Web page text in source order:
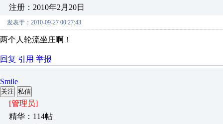
注册：2010年2月20日
发表于：2010-09-27 00:27:43
两个人轮流坐庄啊！
回复 引用 举报
Smile
关注 私信
[管理员]
精华：114帖